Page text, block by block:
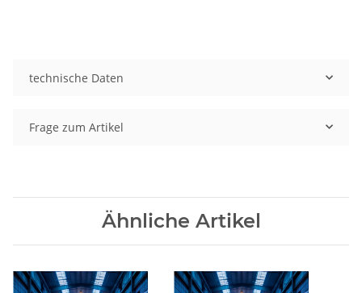
technische Daten
Frage zum Artikel
Ähnliche Artikel